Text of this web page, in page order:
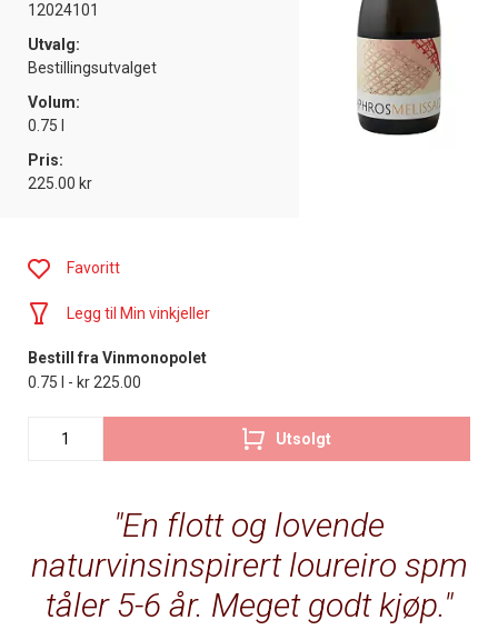
12024101
Utvalg:
Bestillingsutvalget
Volum:
0.75 l
Pris:
225.00 kr
En flott og lovende
naturvinsinspirert loureiro spm
tåler 5-6 år. Meget godt kjøp.
Favoritt
Legg til Min vinkjeller
Bestill fra Vinmonopolet
0.75 l - kr 225.00
Utsolgt